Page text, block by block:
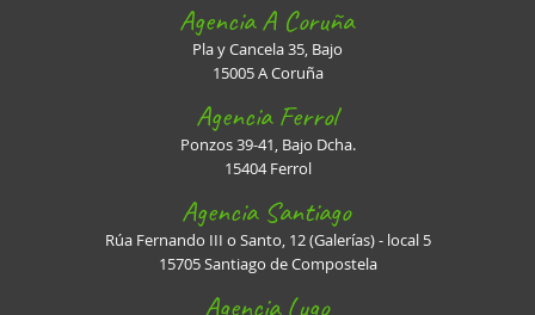
Agencia A Coruña
Pla y Cancela 35, Bajo
15005 A Coruña
Agencia Ferrol
Ponzos 39-41, Bajo Dcha.
15404 Ferrol
Agencia Santiago
Rúa Fernando III o Santo, 12 (Galerías) - local 5
15705 Santiago de Compostela
Agencia Lugo